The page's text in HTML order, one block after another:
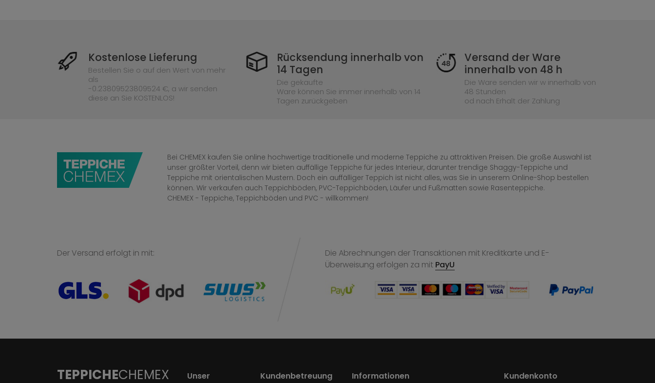
Kostenlose Lieferung
Bestellen Sie o auf den Wert von mehr
als
-0.23809523809524 €, a wir senden
diese an Sie KOSTENLOS!
Rücksendung innerhalb von
14 Tagen
Die gekaufte
Ware können Sie immer innerhalb von 14
Tagen zurückgeben
Versand der Ware
innerhalb von 48 h
Die Ware senden wir w innerhalb von
48 Stunden
od nach Erhalt der Zahlung
Bei CHEMEX kaufen Sie online hochwertige traditionelle und moderne Teppiche zu attraktiven Preisen. Die große Auswahl ist
unser größter Vorteil, denn wir bieten auffällige Teppiche für jedes Interieur, darunter trendige Shaggy-Teppiche und
Teppiche mit orientalischen Mustern. Doch ein auffälliger Teppich ist nicht alles, was Sie in unserem Online-Shop bestellen
können. Wir verkaufen auch Teppichböden, PVC-Teppichböden, Läufer und Fußmatten sowie Rasenteppiche.
CHEMEX - Teppiche, Teppichböden und PVC - willkommen!
Der Versand erfolgt in mit:
Die Abrechnungen der Transaktionen mit Kreditkarte und E-
Überweisung erfolgen za mit PayU
TEPPICHECHEMEX
Unser
Kundenbetreuung Informationen Kundenkonto